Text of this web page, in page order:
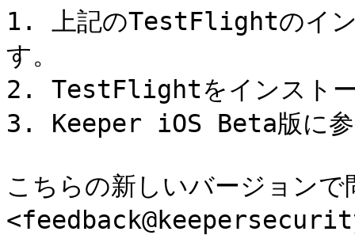
1. 上記のTestFlightのイン
す。
2. TestFlightをインストー
3. Keeper iOS Beta版に参
こちらの新しいバージョン